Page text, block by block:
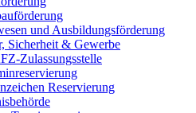
und Ausbildungsförderung
Sicherheit & Gewerbe
Zulassungsstelle
Reservierung